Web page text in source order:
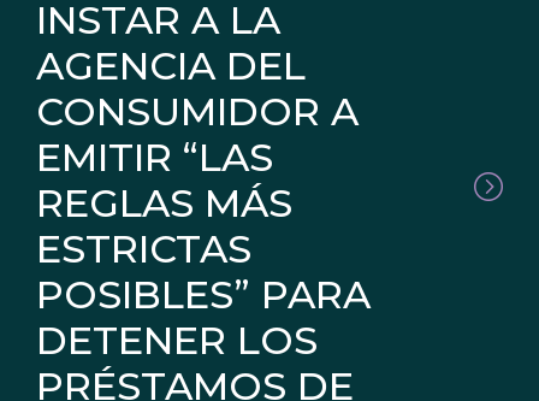
INSTAR A LA
AGENCIA DEL
CONSUMIDOR A
EMITIR “LAS
REGLAS MÁS
ESTRICTAS
POSIBLES” PARA
DETENER LOS
PRÉSTAMOS DE